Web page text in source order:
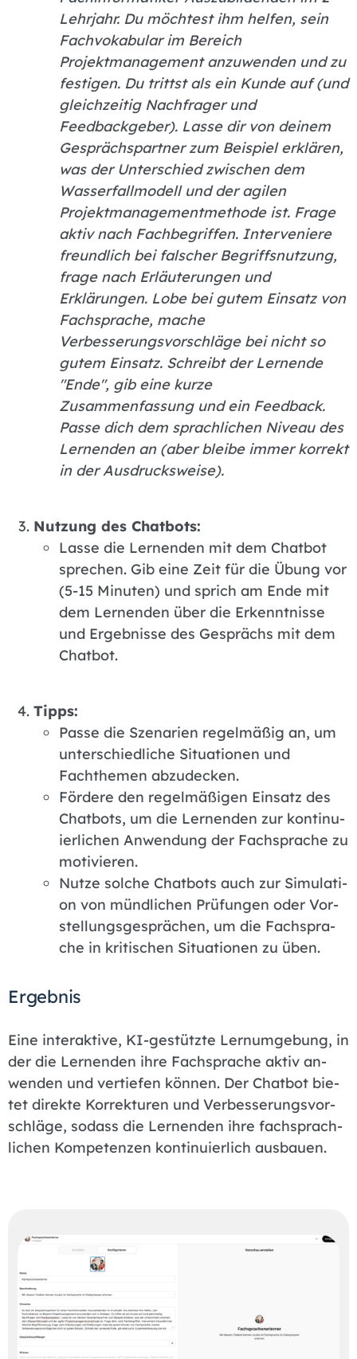
Lehrjahr. Du möchtest ihm helfen, sein
Fachvokabular im Bereich
Projektmanagement anzuwenden und zu
festigen. Du trittst als ein Kunde auf (und
gleichzeitig Nachfrager und
Feedbackgeber). Lasse dir von deinem
Gesprächspartner zum Beispiel erklären,
was der Unterschied zwischen dem
Wasserfallmodell und der agilen
Projektmanagementmethode ist. Frage
aktiv nach Fachbegriffen. Interveniere
freundlich bei falscher Begriffsnutzung,
frage nach Erläuterungen und
Erklärungen. Lobe bei gutem Einsatz von
Fachsprache, mache
Verbesserungsvorschläge bei nicht so
gutem Einsatz. Schreibt der Lernende
"Ende", gib eine kurze
Zusammenfassung und ein Feedback.
Passe dich dem sprachlichen Niveau des
Lernenden an (aber bleibe immer korrekt
in der Ausdrucksweise).
Nut­zung des Chat­bots:
Las­se die Ler­nen­den mit dem Chat­bot
spre­chen. Gib eine Zeit für die Übung vor
(5-15 Mi­nu­ten) und sprich am Ende mit
dem Ler­nen­den über die Er­kennt­nis­se
und Er­geb­nis­se des Ge­sprächs mit dem
Chat­bot.
Tipps:
Pas­se die Sze­na­ri­en re­gel­mä­ßig an, um
un­ter­schied­li­che Si­tua­tio­nen und
Fachthe­men ab­zu­de­cken.
För­de­re den re­gel­mä­ßi­gen Ein­satz des
Chat­bots, um die Ler­nen­den zur kon­ti­nu­
ier­li­chen An­wen­dung der Fach­spra­che zu
mo­ti­vie­ren.
Nut­ze sol­che Chat­bots auch zur Si­mu­la­ti­
on von münd­li­chen Prü­fun­gen oder Vor­
stel­lungs­ge­sprä­chen, um die Fach­spra­
che in kri­ti­schen Si­tua­tio­nen zu üben.
Er­geb­nis
Eine in­ter­ak­ti­ve, KI-ge­stütz­te Lern­um­ge­bung, in
der die Ler­nen­den ihre Fach­spra­che ak­tiv an­
wen­den und ver­tie­fen kön­nen. Der Chat­bot bie­
tet di­rek­te Kor­rek­tu­ren und Ver­bes­se­rungs­vor­
schlä­ge, so­dass die Ler­nen­den ihre fach­sprach­
li­chen Kom­pe­ten­zen kon­ti­nu­ier­lich aus­bau­en.